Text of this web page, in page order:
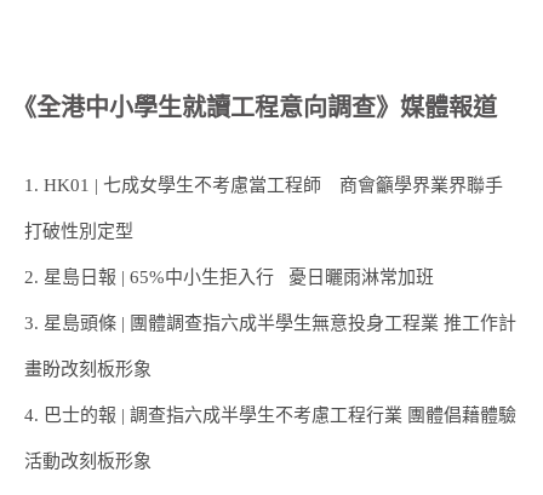
《全港中小學生就讀工程意向調查》媒體報道
1. HK01 | 七成女學生不考慮當工程師 商會籲學界業界聯手
打破性別定型
2. 星島日報 | 65%中小生拒入行 憂日曬雨淋常加班
3. 星島頭條 | 團體調查指六成半學生無意投身工程業 推工作計
畫盼改刻板形象
4. 巴士的報 | 調查指六成半學生不考慮工程行業 團體倡藉體驗
活動改刻板形象